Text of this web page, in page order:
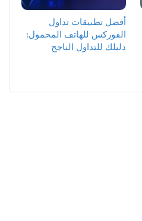
أفضل تطبيقات تداول
الفوركس للهاتف المحمول:
دليلك للتداول الناجح